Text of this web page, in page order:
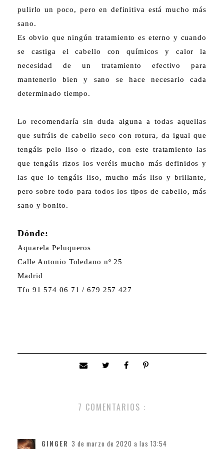
pulirlo un poco, pero en definitiva está mucho más
sano.
Es obvio que ningún tratamiento es eterno y cuando
se castiga el cabello con químicos y calor la
necesidad de un tratamiento efectivo para
mantenerlo bien y sano se hace necesario cada
determinado tiempo.
Lo recomendaría sin duda alguna a todas aquellas
que sufráis de cabello seco con rotura, da igual que
tengáis pelo liso o rizado, con este tratamiento las
que tengáis rizos los veréis mucho más definidos y
las que lo tengáis liso, mucho más liso y brillante,
pero sobre todo para todos los tipos de cabello, más
sano y bonito.
Dónde:
Aquarela Peluqueros
Calle Antonio Toledano nº 25
Madrid
Tfn 91 574 06 71 / 679 257 427
7 COMENTARIOS :
GINGER 3 de marzo de 2020 a las 13:54